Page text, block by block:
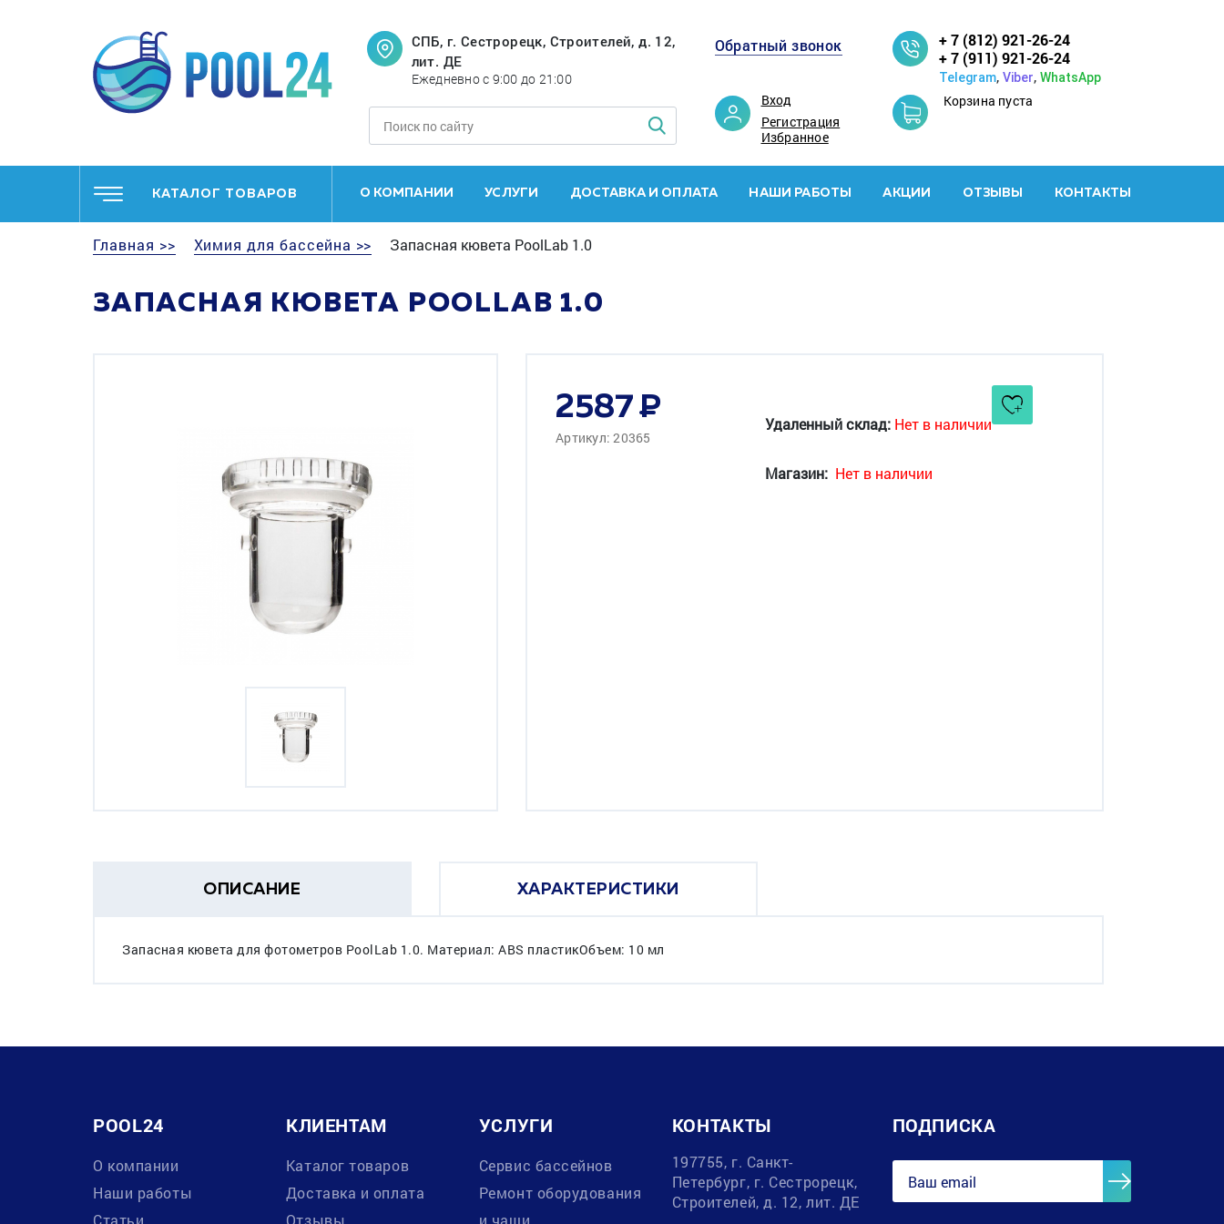
СПБ, г. Сестрорецк, Строителей, д. 12,
лит. ДЕ
Ежедневно с 9:00 до 21:00
Обратный звонок
Вход
Регистрация
Избранное
+ 7 (812) 921-26-24
+ 7 (911) 921-26-24
Telegram, Viber, WhatsApp
Корзина пуста
КАТАЛОГ ТОВАРОВ О КОМПАНИИ УСЛУГИ ДОСТАВКА И ОПЛАТА НАШИ РАБОТЫ АКЦИИ ОТЗЫВЫ КОНТАКТЫ
Главная >> Химия для бассейна >> Запасная кювета PoolLab 1.0
ЗАПАСНАЯ КЮВЕТА POOLLAB 1.0
2587
Артикул: 20365
Удаленный склад: Нет в наличии
Магазин: Нет в наличии
ОПИСАНИЕ ХАРАКТЕРИСТИКИ
Запасная кювета для фотометров PoolLab 1.0. Материал: ABS пластикОбъем: 10 мл
POOL24
О компании
Наши работы
Статьи
КЛИЕНТАМ
Каталог товаров
Доставка и оплата
Отзывы
УСЛУГИ
Сервис бассейнов
Ремонт оборудования
и чаши
КОНТАКТЫ
197755, г. Санкт-
Петербург, г. Сестрорецк,
Строителей, д. 12, лит. ДЕ
ПОДПИСКА